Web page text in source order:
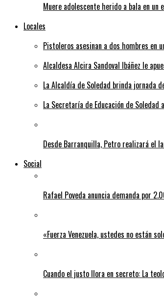
Muere adolescente herido a bala en
Locales
Pistoleros asesinan a dos hombres en
Alcaldesa Alcira Sandoval Ibáñez le
La Alcaldía de Soledad brinda jornada
La Secretaría de Educación de
Desde Barranquilla, Petro realizará el
Social
Rafael Poveda anuncia demanda por
«Fuerza Venezuela, ustedes no están
Cuando el justo llora en secreto: La